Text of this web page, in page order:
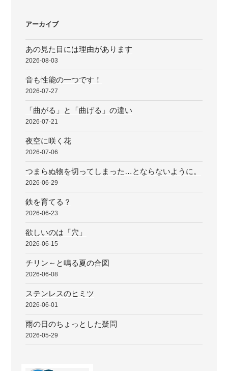
ン
アーカイブ
あの見た目には理由があります
2026-08-03
音も性能の一つです！
2026-07-27
「曲がる」と「曲げる」の違い
2026-07-21
夜空に咲く花
2026-07-06
つまらぬ物を切ってしまった…とならないように。
2026-06-29
鉄を育てる？
2026-06-23
欲しいのは「穴」
2026-06-15
チリン～と鳴る夏の合図
2026-06-08
ステンレスのヒミツ
2026-06-01
雨の日のちょっとした疑問
2026-05-29